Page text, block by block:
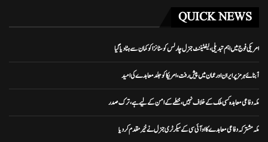
QUICK NEWS
امریکی فوج میں اہم تبدیلی، لیفٹیننٹ جنرل چارلس کوسٹانزا کو کمان سے ہٹا دیا گیا
آبنائے ہرمز پر ایران اور عمان میں پیش رفت، امریکا کو جلد معاہدے کی امید
مکہ دفاعی معاہدہ کسی ملک کے خلاف نہیں، خطے کے امن کے لیے ہے، ترک صدر
مکہ مشترکہ دفاعی معاہدے کا او آئی سی کے سیکرٹری جنرل نے خیرمقدم کردیا